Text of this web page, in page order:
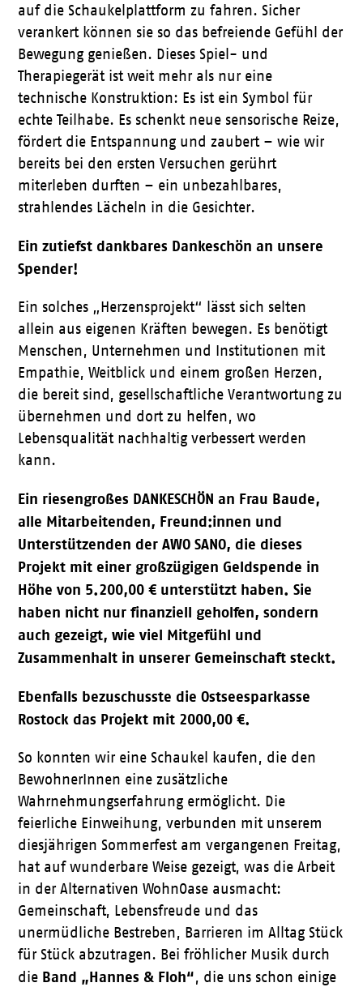
auf die Schaukelplattform zu fahren. Sicher
verankert können sie so das befreiende Gefühl der
Bewegung genießen. Dieses Spiel- und
Therapiegerät ist weit mehr als nur eine
technische Konstruktion: Es ist ein Symbol für
echte Teilhabe. Es schenkt neue sensorische Reize,
fördert die Entspannung und zaubert – wie wir
bereits bei den ersten Versuchen gerührt
miterleben durften – ein unbezahlbares,
strahlendes Lächeln in die Gesichter.
Ein zutiefst dankbares Dankeschön an unsere
Spender!
Ein solches „Herzensprojekt“ lässt sich selten
allein aus eigenen Kräften bewegen. Es benötigt
Menschen, Unternehmen und Institutionen mit
Empathie, Weitblick und einem großen Herzen,
die bereit sind, gesellschaftliche Verantwortung zu
übernehmen und dort zu helfen, wo
Lebensqualität nachhaltig verbessert werden
kann.
Ein riesengroßes DANKESCHÖN an Frau Baude,
alle Mitarbeitenden, Freund:innen und
Unterstützenden der AWO SANO, die dieses
Projekt mit einer großzügigen Geldspende in
Höhe von 5.200,00 € unterstützt haben. Sie
haben nicht nur finanziell geholfen, sondern
auch gezeigt, wie viel Mitgefühl und
Zusammenhalt in unserer Gemeinschaft steckt.
Ebenfalls bezuschusste die Ostseesparkasse
Rostock das Projekt mit 2000,00 €.
So konnten wir eine Schaukel kaufen, die den
BewohnerInnen eine zusätzliche
Wahrnehmungserfahrung ermöglicht. Die
feierliche Einweihung, verbunden mit unserem
diesjährigen Sommerfest am vergangenen Freitag,
hat auf wunderbare Weise gezeigt, was die Arbeit
in der Alternativen WohnOase ausmacht:
Gemeinschaft, Lebensfreude und das
unermüdliche Bestreben, Barrieren im Alltag Stück
für Stück abzutragen. Bei fröhlicher Musik durch
die Band „Hannes & Floh“, die uns schon einige